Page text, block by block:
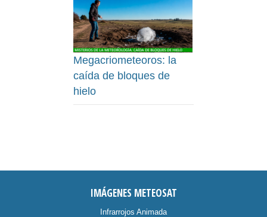
Megacriometeoros: la
caída de bloques de
hielo
IMÁGENES METEOSAT
Infrarrojos Animada